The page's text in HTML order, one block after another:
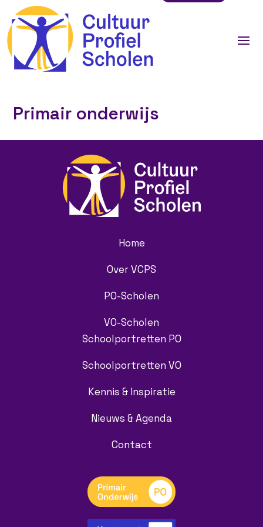
Primair onderwijs
Home
Over VCPS
PO-Scholen
VO-Scholen
Schoolportretten PO
Schoolportretten VO
Kennis & Inspiratie
Nieuws & Agenda
Contact